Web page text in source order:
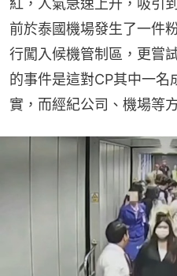
紅，人氣急速上升，吸引
前於泰國機場發生了一件
行闖入候機管制區，更嘗
的事件是這對CP其中一
實，而經紀公司、機場等